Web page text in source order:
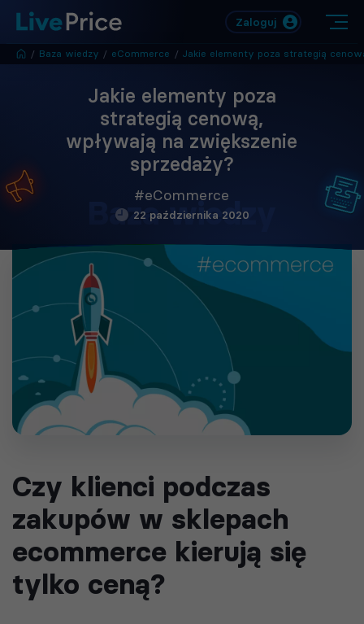
Zaloguj
/ Baza wiedzy / eCommerce / Jakie elementy poza strategią cenową, wpływają na zwiększenie
Jakie elementy poza
strategią cenową,
wpływają na zwiększenie
sprzedaży?
#eCommerce
22 października 2020
Baza wiedzy
Czy klienci podczas
zakupów w sklepach
ecommerce kierują się
tylko ceną?